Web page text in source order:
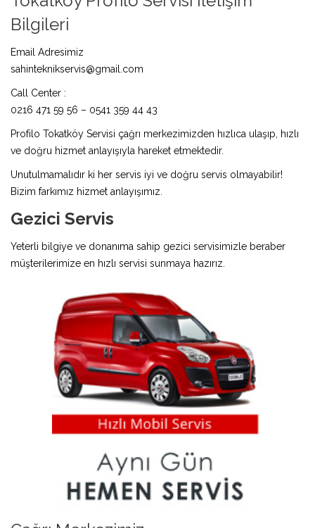
Bilgileri
Email Adresimiz
sahinteknikservis@gmail.com
Call Center :
0216 471 59 56 – 0541 359 44 43
Profilo Tokatköy Servisi çağrı merkezimizden hızlıca ulaşıp, hızlı
ve doğru hizmet anlayışıyla hareket etmektedir.
Unutulmamalıdır ki her servis iyi ve doğru servis olmayabilir!
Bizim farkımız hizmet anlayışımız.
Gezici Servis
Yeterli bilgiye ve donanıma sahip gezici servisimizle beraber
müşterilerimize en hızlı servisi sunmaya hazırız.